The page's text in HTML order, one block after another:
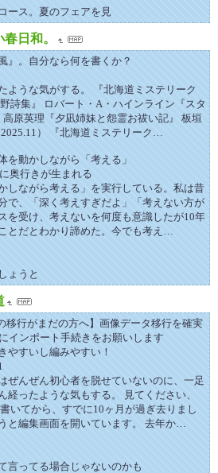
ース。夏のフェアを見
日和。
』。自分なら何を書くか？
ような気がする。 『北海道ミステリーク
詩集』 ロバート・A・ハインライン『スタ
原英理『夕凪姉妹と怨霊お祓い記』 板垣
） 『北海道ミステリーク…
を動かしながら「考える」
奥行きが生まれる
しながら考える」を実行している。私は昔
で、「深く考えすぎだよ」「考えない方が
を受け、考えないを何度も意識したが10年
とだとわかり諦めた。今でも考え…
ょうと
移行がまだの方へ】画像データ移行を確実
インポート手続きをお願いします
やすいし編みやすい！
ぜんぜん初心者を脱せていないのに、一足
経ったような気もする。 見てください、
いてから、すでに10ヶ月が過ぎ去りまし
と編集画面を開いています。 去年か…
言ってる場合じゃないのかも